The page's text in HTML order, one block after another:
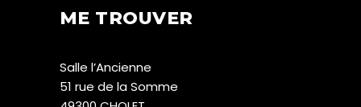
ME TROUVER
Salle l’Ancienne
51 rue de la Somme